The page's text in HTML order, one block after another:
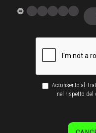
Acconsento al
nel rispetto del